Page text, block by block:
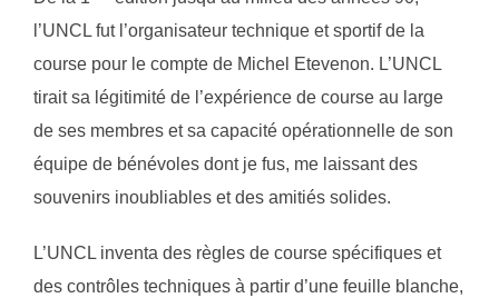
l’UNCL fut l’organisateur technique et sportif de la
course pour le compte de Michel Etevenon. L’UNCL
tirait sa légitimité de l’expérience de course au large
de ses membres et sa capacité opérationnelle de son
équipe de bénévoles dont je fus, me laissant des
souvenirs inoubliables et des amitiés solides.
L’UNCL inventa des règles de course spécifiques et
des contrôles techniques à partir d’une feuille blanche,